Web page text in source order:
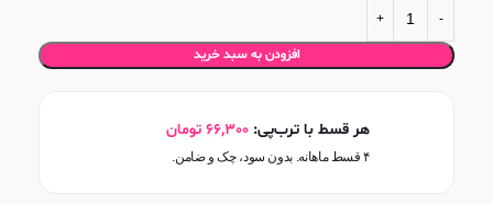
افزودن به سبد خرید
هر قسط با ترب‌پی: 66,300 تومان
۴ قسط ماهانه. بدون سود، چک و ضامن.